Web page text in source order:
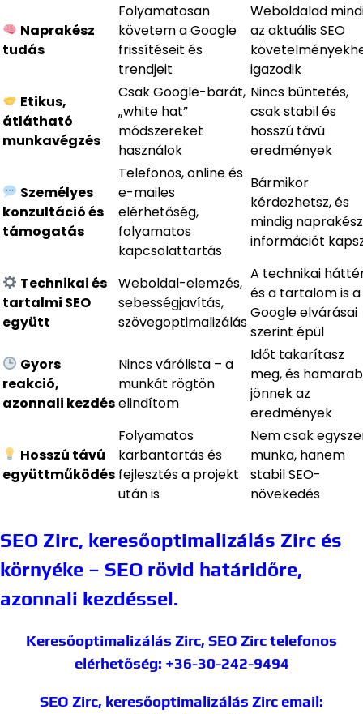
Naprakész
tudás
Folyamatosan
követem a Google
frissítéseit és
trendjeit
Weboldalad
az aktuális SEO
igazodik
Etikus,
átlátható
munkavégzés
Csak Google-barát,
„white hat”
módszereket
használok
Nincs büntetés,
csak stabil és
hosszú távú
eredmények
Személyes
konzultáció és
támogatás
Telefonos, online és
e-mailes
elérhetőség,
folyamatos
kapcsolattartás
Bármikor
kérdezhetsz, és
mindig naprakész
információt
Technikai és
tartalmi SEO
együtt
Weboldal-elemzés,
sebességjavítás,
szövegoptimalizálás
A technikai
és a tartalom is a
Google elvárásai
szerint épül
Gyors
reakció,
azonnali kezdés
Nincs várólista – a
munkát rögtön
elindítom
Időt takarítasz
meg, és
jönnek az
eredmények
Hosszú távú
együttműködés
Folyamatos
karbantartás és
fejlesztés a projekt
után is
Nem csak
munka, hanem
stabil SEO-
növekedés
SEO Zirc, keresőoptimalizálás Zirc és
környéke – SEO rövid határidőre,
azonnali kezdéssel.
Keresőoptimalizálás Zirc, SEO Zirctelefonos
elérhetőség: +36-30-242-9494
SEO Zirc, keresőoptimalizálás Zirc email: